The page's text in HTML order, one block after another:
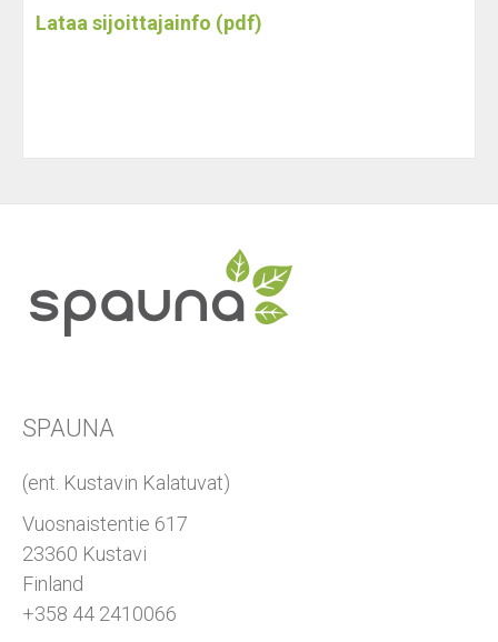
Lataa sijoittajainfo (pdf)
SPAUNA
(ent. Kustavin Kalatuvat)
Vuosnaistentie 617
23360 Kustavi
Finland
+358 44 2410066